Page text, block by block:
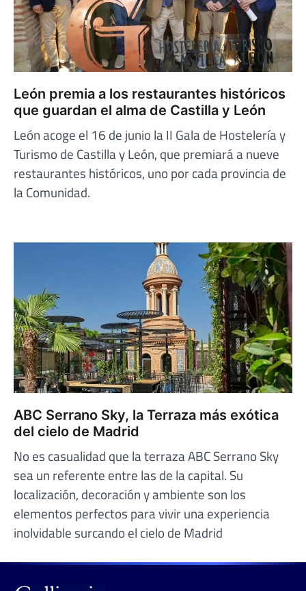
León premia a los restaurantes históricos
que guardan el alma de Castilla y León
León acoge el 16 de junio la II Gala de Hostelería y
Turismo de Castilla y León, que premiará a nueve
restaurantes históricos, uno por cada provincia de
la Comunidad.
ABC Serrano Sky, la Terraza más exótica
del cielo de Madrid
No es casualidad que la terraza ABC Serrano Sky
sea un referente entre las de la capital. Su
localización, decoración y ambiente son los
elementos perfectos para vivir una experiencia
inolvidable surcando el cielo de Madrid